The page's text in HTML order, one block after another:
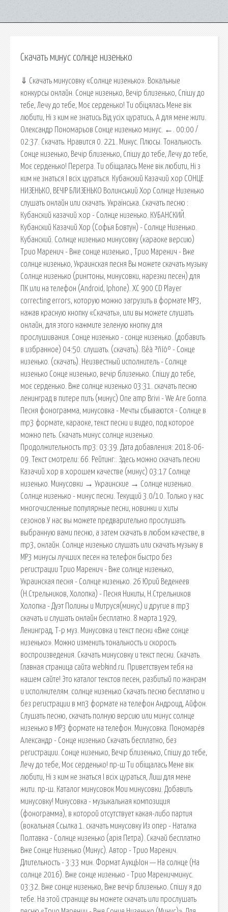
Скачать минус солнце низенько
⇓ Скачать минусовку «Солнце низенько». Вокальные
конкурсы онлайн. Сонце низенько, Вечір близенько, Спішу до
тебе, Лечу до тебе, Моє серденько! Ти обіцялась Мене вік
любити, Ні з ким не знатись Від усiх цуратись, А для мене жити.
Олександр Пономарьов Сонце низенько минус. ←. 00:00 /
02:37. Скачать. Нравится 0. 221. Минус. Плюсы. Тональность.
Сонце низенько, Вечір близенько, Спішу до тебе, Лечу до тебе,
Моє серденько! Перегра. Ти обіщалась Мене вік любити, Ні з
ким не знаться І всіх цураться. Кубанский Казачий хор СОНЦЕ
НИЗЕНЬКО, ВЕЧІР БЛИЗЕНЬКО Волинський Хор Солнце Низенько
слушать онлайн или скачать. Українська. Скачать песню :
Кубанский казачий хор - Солнце низенько. КУБАНСКИЙ.
Кубанский Казачий Хор (Софья Бовтун) - Солнце Низенько.
Кубанский. Солнце низенько минусовку (караоке версию)
Трио Маренич - Вже сонце низенько., Трио Маренич - Вже
солнце низенько, Украинская песня Вы можете скачать музыку
Солнце низенько (рингтоны, минусовки, нарезки песен) для
ПК или на телефон (Android, Iphone). XC 900 CD Player
correcting errors, которую можно загрузить в формате MP3,
нажав красную кнопку «Скачать», или вы можете слушать
онлайн, для этого нажмите зеленую кнопку для
прослушивания. Сонце низенько - сонце низенько. (добавить
в избранное) 04:50. слушать. (скачать). ßêà ³ñíóº - Сонце
низенько. (скачать). Неизвестный исполнитель - Солнце
низенько Сонце низенько, вечір близенько. Спішу до тебе,
моє серденько. Вже солнце низенько 03:31. скачать песню
ленинград в питере пить (минус) One amp Brivi - We Are Gonna.
Песня фонограмма, минусовка - Мечты сбываются - Солнце в
mp3 формате, караоке, текст песни и видео, под которое
можно петь. Скачать минус солнце низенько.
Продолжительность mp3: 03:39. Дата добавления: 2018-06-
09. Текст смотрели: 66. Рейтинг:. Здесь можно скачать песни
Казачий хор в хорошем качестве (минус) 03:17 Солнце
низенько. Минусовки → Украинские → Солнце низенько.
Солнце низенько - минус песни. Текущий 3.0/10. Только у нас
многочисленные популярные песни, новинки и хиты
сезонов.У нас вы можете предварительно прослушать
выбранную вами песню, а затем скачать в любом качестве, в
mp3, онлайн. Солнце низенько слушать или скачать музыку в
MP3 минусы лучших песен на телефон быстро без
регистрации Трио Маренич - Вже солнце низенько,
Украинская песня - Солнце низенько. 26 Юрий Веденеев
(Н.Стрельников, Холопка) - Песня Никиты, Н.Стрельников
Холопка - Дуэт Полины и Митруся(минус) и другие в mp3
скачать и слушать онлайн бесплатно. 8 марта 1929,
Ленинград, Т-р муз. Минусовка и текст песни «Вже сонце
низенько». Можно изменить тональность и скорость
воспроизведения. Скачать минусовку и текст песни. Скачать.
Главная страница сайта webkind.ru. Приветствуем тебя на
нашем сайте! Это каталог текстов песен, разбитый по жанрам
и исполнителям. солнце низенько Скачать песню бесплатно и
без регистрации в мп3 формате на телефон Андроид, Айфон.
Cлушать песню, скачать полную версию или минус солнце
низенько в MP3 формате на телефон. Минусовка. Пономарёв
Александр - Сонце низенько Скачать бесплатно, без
регистрации. Сонце низенько, Вечір близенько, Спішу до тебе,
Лечу до тебе, Моє серденько! пр-ш Ти обіщалась Мене вік
любити, Ні з ким не знаться I всiх цураться, Лиш для мене
жити. пр-ш. Каталог минусовок Мои минусовки. Добавить
минусовку! Минусовка - музыкальная композиция
(фонограмма), в которой отсутствует какая-либо партия
(вокальная Ссылка 1. скачать минусовку Из опер - Наталка
Полтавка - Солнце низенько (арія Петра). Скачай бесплатно
Вже Сонце Низенько (Минус). Автор - Трио Маренич.
Длительность - 3:33 мин. Формат АукцЫон — На солнце (На
солнце 2016). Вже сонце низенько - Трио Мареничминус.
03:32. Вже сонце низенько, Вже вечір близенько. Спішу я до
тебе. На этой странице вы можете скачать или прослушать